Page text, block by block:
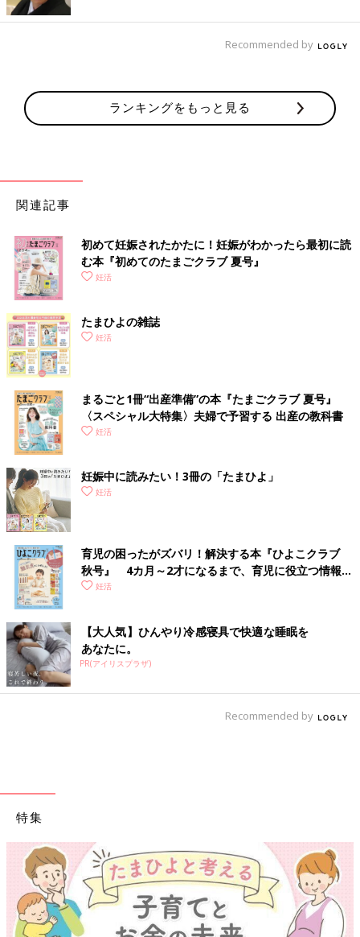
Recommended by
ランキングをもっと見る
関連記事
初めて妊娠されたかたに！妊娠がわかったら最初に読
む本『初めてのたまごクラブ 夏号』
妊活
たまひよの雑誌
妊活
まるごと1冊“出産準備”の本『たまごクラブ 夏号』
〈スペシャル大特集〉夫婦で予習する 出産の教科書
妊活
妊娠中に読みたい！3冊の「たまひよ」
妊活
育児の困ったがズバリ！解決する本『ひよこクラブ
秋号』 4カ月～2才になるまで、育児に役立つ情報が
いっぱい！
妊活
【大人気】ひんやり冷感寝具で快適な睡眠を
あなたに。
PR(アイリスプラザ)
Recommended by
特集